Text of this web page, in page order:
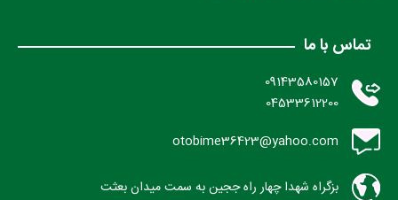
تماس با ما
09143580157
04533612200
otobime36423@yahoo.com
بزگراه شهدا چهار راه ججین به سمت میدان بعثت